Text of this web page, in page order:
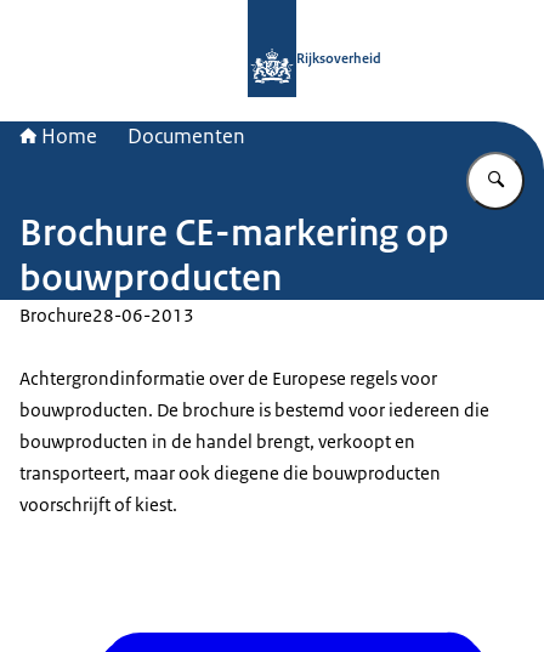
Rijksoverheid
Home Documenten
Brochure CE-markering op
bouwproducten
Brochure28-06-2013
Achtergrondinformatie over de Europese regels voor
bouwproducten. De brochure is bestemd voor iedereen die
bouwproducten in de handel brengt, verkoopt en
transporteert, maar ook diegene die bouwproducten
voorschrijft of kiest.